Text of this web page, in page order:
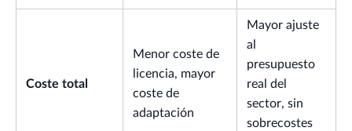
Coste total
Menor coste de
licencia, mayor
coste de
adaptación
Mayor ajuste
al
presupuesto
real del
sector, sin
sobrecostes